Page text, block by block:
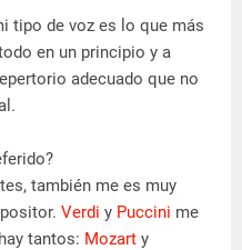
tipo de voz es lo que más
en un principio y a
adecuado que no
también me es muy
Verdi y Puccini me
tantos: Mozart y